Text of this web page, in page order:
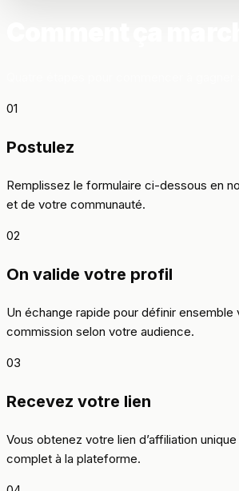
01
Postulez
Remplissez le formulaire ci-dessous en
et de votre communauté.
02
On valide votre profil
Un échange rapide pour définir ensemble
commission selon votre audience.
03
Recevez votre lien
Vous obtenez votre lien d’affiliation
complet à la plateforme.